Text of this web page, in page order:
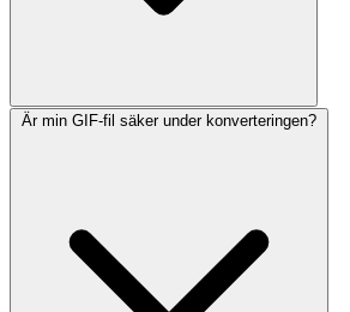
Är min GIF-fil säker under konverteringen?